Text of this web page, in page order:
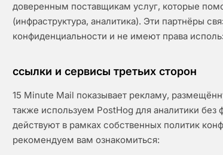
доверенным поставщикам услуг, которые
(инфраструктура, аналитика). Эти партнёры
конфиденциальности и не имеют права
ссылки и сервисы третьих сторон
15 Minute Mail показывает рекламу,
также используем PostHog для аналитики без
действуют в рамках собственных политик
рекомендуем вам ознакомиться: